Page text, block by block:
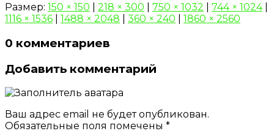
Размер: 150 × 150 218 × 300 750 × 1032 744 × 1024
1116 × 1536
1488 × 2048 360 × 240 1860 × 2560
0 комментариев
Добавить комментарий
Ваш адрес email не будет опубликован.
Обязательные поля помечены *